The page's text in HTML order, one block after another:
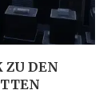
ZU DEN